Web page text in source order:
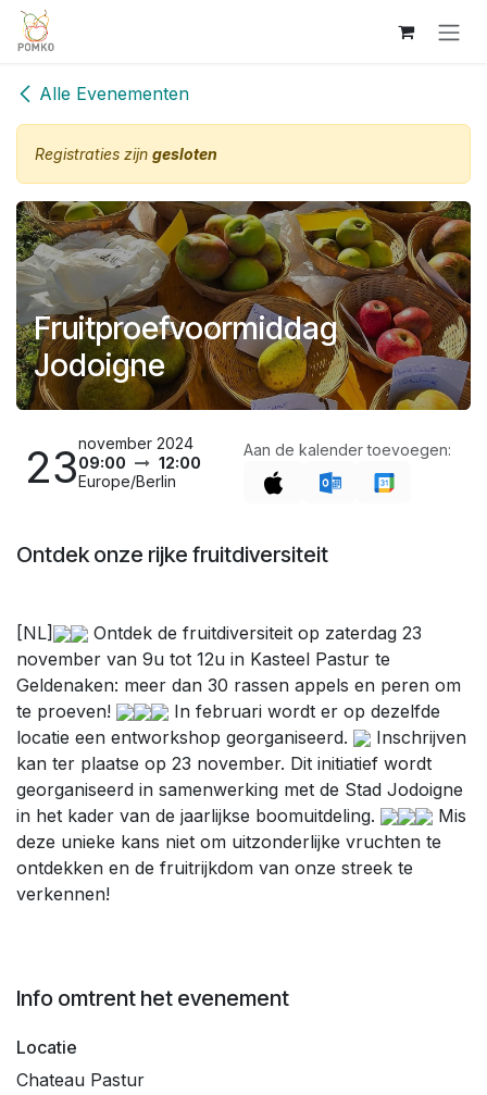
Overslaan naar inhoud
Alle Evenementen
Registraties zijn gesloten
Fruitproefvoormiddag
Jodoigne
23november 2024
09:00
12:00
Europe/Berlin
Aan de kalender toevoegen:
Ontdek onze rijke fruitdiversiteit
[NL]
Ontdek de fruitdiversiteit op zaterdag 23
november van 9u tot 12u in Kasteel Pastur te
Geldenaken: meer dan 30 rassen appels en peren om
te proeven!
In februari wordt er op dezelfde
locatie een entworkshop georganiseerd.
Inschrijven
kan ter plaatse op 23 november. Dit initiatief wordt
georganiseerd in samenwerking met de Stad Jodoigne
in het kader van de jaarlijkse boomuitdeling.
Mis
deze unieke kans niet om uitzonderlijke vruchten te
ontdekken en de fruitrijkdom van onze streek te
verkennen!
Info omtrent het evenement
Locatie
Chateau Pastur